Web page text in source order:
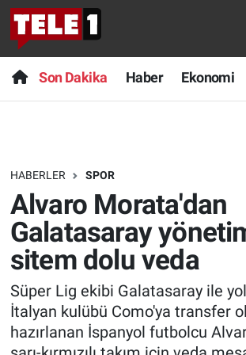
Son Dakika Haber Ekonomi
HABERLER SPOR
Alvaro Morata'dan
Galatasaray
sitem dolu veda
Süper Lig ekibi Galatasaray ile
İtalyan kulübü Como'ya transfer
hazırlanan İspanyol futbolcu
Anında Manşet
Başka Sohbetler
Bilim turu
Bilim ve Teknoloji Evreni
Doğa Konuşuyor
Dünya
Ege Saati
Son Dakika
Haber
Dünya
Teknoloji
Sağlık
Spor
Yayın Akışı
Nöbetçi Eczaneler
Hava Durumu
Trafik Durumu
Süper Lig Puan Durumu ve Fikstür
Tüm Manşetler
Son Dakika Haberleri
Haber Arşivi